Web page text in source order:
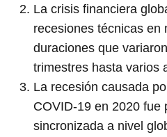
La crisis financiera
recesiones técnicas en
duraciones que
trimestres hasta varios
La recesión causada
COVID-19 en 2020 fue
sincronizada a nivel